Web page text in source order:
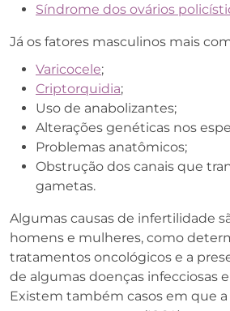
Síndrome dos ovários
Já os fatores masculinos mais
Varicocele;
Criptorquidia;
Uso de anabolizantes;
Alterações genéticas nos
Problemas anatômicos;
Obstrução dos canais que
gametas.
Algumas causas de infertilidade
homens e mulheres, como
tratamentos oncológicos e a
de algumas doenças infecciosas
Existem também casos em que